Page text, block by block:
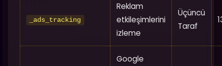
_ads_tracking
Reklam
etkileşimlerini
izleme
Üçüncü
Taraf
Google